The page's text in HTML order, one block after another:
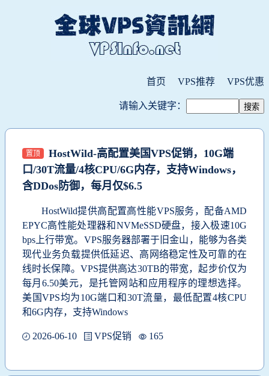
首页 VPS推荐 VPS优惠
请输入关键字：
置顶
HostWild-高配置美国VPS促销，10G端
口/30T流量/4核CPU/6G内存，支持Windows，
含DDos防御，每月仅$6.5
HostWild提供高配置高性能VPS服务，配备AMD
EPYC高性能处理器和NVMeSSD硬盘，接入极速10G
bps上行带宽。VPS服务器部署于旧金山，能够为各类
现代业务负载提供低延迟、高网络稳定性及可靠的在
线时长保障。VPS提供高达30TB的带宽，起步价仅为
每月6.50美元，是托管网站和应用程序的理想选择。
美国VPS均为10G端口和30T流量，最低配置4核CPU
和6G内存，支持Windows
2026-06-10 VPS促销 165